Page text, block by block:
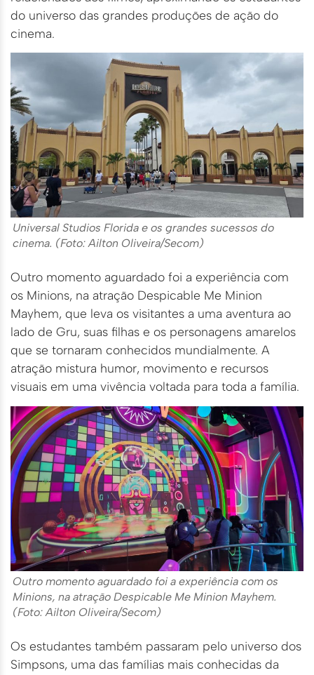
do universo das grandes produções de ação do
cinema.
Universal Studios Florida e os grandes sucessos do
cinema. (Foto: Ailton Oliveira/Secom)
Outro momento aguardado foi a experiência com
os Minions, na atração Despicable Me Minion
Mayhem, que leva os visitantes a uma aventura ao
lado de Gru, suas filhas e os personagens amarelos
que se tornaram conhecidos mundialmente. A
atração mistura humor, movimento e recursos
visuais em uma vivência voltada para toda a família.
Outro momento aguardado foi a experiência com os
Minions, na atração Despicable Me Minion Mayhem.
(Foto: Ailton Oliveira/Secom)
Os estudantes também passaram pelo universo dos
Simpsons, uma das famílias mais conhecidas da